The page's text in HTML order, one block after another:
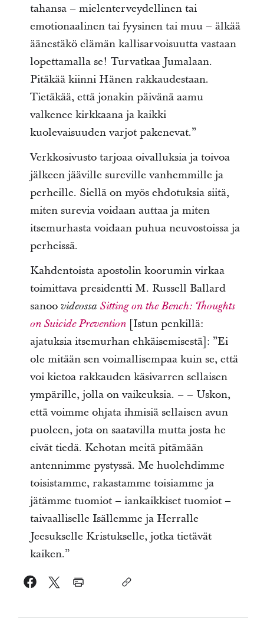
tahansa – mielenterveydellinen tai
emotionaalinen tai fyysinen tai muu – älkää
äänestäkö elämän kallisarvoisuutta vastaan
lopettamalla se! Turvatkaa Jumalaan.
Pitäkää kiinni Hänen rakkaudestaan.
Tietäkää, että jonakin päivänä aamu
valkenee kirkkaana ja kaikki
kuolevaisuuden varjot pakenevat.”
Verkkosivusto tarjoaa oivalluksia ja toivoa
jälkeen jääville sureville vanhemmille ja
perheille. Siellä on myös ehdotuksia siitä,
miten surevia voidaan auttaa ja miten
itsemurhasta voidaan puhua neuvostoissa ja
perheissä.
Kahdentoista apostolin koorumin virkaa
toimittava presidentti M. Russell Ballard
sanoo videossa Sitting on the Bench: Thoughts
on Suicide Prevention[Istun penkillä:
ajatuksia itsemurhan ehkäisemisestä]: ”Ei
ole mitään sen voimallisempaa kuin se, että
voi kietoa rakkauden käsivarren sellaisen
ympärille, jolla on vaikeuksia. – – Uskon,
että voimme ohjata ihmisiä sellaisen avun
puoleen, jota on saatavilla mutta josta he
eivät tiedä. Kehotan meitä pitämään
antennimme pystyssä. Me huolehdimme
toisistamme, rakastamme toisiamme ja
jätämme tuomiot – iankaikkiset tuomiot –
taivaalliselle Isällemme ja Herralle
Jeesukselle Kristukselle, jotka tietävät
kaiken.”